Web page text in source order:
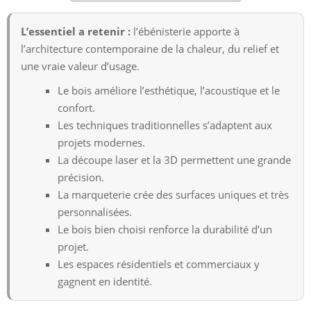
L’essentiel a retenir : l’ébénisterie apporte à
l’architecture contemporaine de la chaleur, du relief et
une vraie valeur d’usage.
Le bois améliore l’esthétique, l’acoustique et le
confort.
Les techniques traditionnelles s’adaptent aux
projets modernes.
La découpe laser et la 3D permettent une grande
précision.
La marqueterie crée des surfaces uniques et très
personnalisées.
Le bois bien choisi renforce la durabilité d’un
projet.
Les espaces résidentiels et commerciaux y
gagnent en identité.